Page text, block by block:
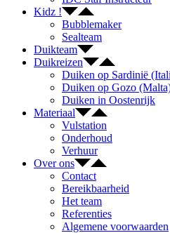
Kidz !
Bubblemaker
Sealteam
Duikteam
Duikreizen
Duiken op Sardinië
Duiken op Gozo
Duiken in Oostenrijk
Materiaal
Vulstation
Onderhoud
Verhuur
Over ons
Contact
Bereikbaarheid
Het team
Referenties
Algemene voorwaarden